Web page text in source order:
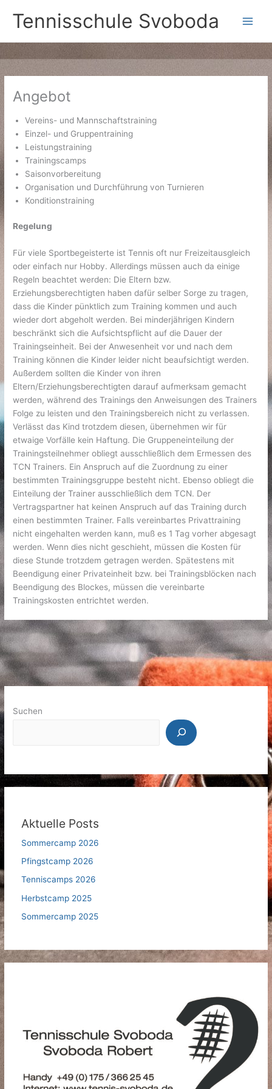
Tennisschule Svoboda
Angebot
Vereins- und Mannschaftstraining
Einzel- und Gruppentraining
Leistungstraining
Trainingscamps
Saisonvorbereitung
Organisation und Durchführung von Turnieren
Konditionstraining
Regelung
Für viele Sportbegeisterte ist Tennis oft nur Freizeitausgleich
oder einfach nur Hobby. Allerdings müssen auch da einige
Regeln beachtet werden: Die Eltern bzw.
Erziehungsberechtigten haben dafür selber Sorge zu tragen,
dass die Kinder pünktlich zum Training kommen und auch
wieder dort abgeholt werden. Bei minderjährigen Kindern
beschränkt sich die Aufsichtspflicht auf die Dauer der
Trainingseinheit. Bei der Anwesenheit vor und nach dem
Training können die Kinder leider nicht beaufsichtigt werden.
Außerdem sollten die Kinder von ihren
Eltern/Erziehungsberechtigten darauf aufmerksam gemacht
werden, während des Trainings den Anweisungen des Trainers
Folge zu leisten und den Trainingsbereich nicht zu verlassen.
Verlässt das Kind trotzdem diesen, übernehmen wir für
etwaige Vorfälle kein Haftung. Die Gruppeneinteilung der
Trainingsteilnehmer obliegt ausschließlich dem Ermessen des
TCN Trainers. Ein Anspruch auf die Zuordnung zu einer
bestimmten Trainingsgruppe besteht nicht. Ebenso obliegt die
Einteilung der Trainer ausschließlich dem TCN. Der
Vertragspartner hat keinen Anspruch auf das Training durch
einen bestimmten Trainer. Falls vereinbartes Privattraining
nicht eingehalten werden kann, muß es 1 Tag vorher abgesagt
werden. Wenn dies nicht geschieht, müssen die Kosten für
diese Stunde trotzdem getragen werden. Spätestens mit
Beendigung einer Privateinheit bzw. bei Trainingsblöcken nach
Beendigung des Blockes, müssen die vereinbarte
Trainingskosten entrichtet werden.
Suchen
Aktuelle Posts
Sommercamp 2026
Pfingstcamp 2026
Tenniscamps 2026
Herbstcamp 2025
Sommercamp 2025